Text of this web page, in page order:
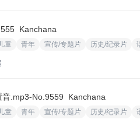
Kanchana
童 青年 宣传/专题片 历史/纪录片
音.mp3-No.9559 Kanchana
童 青年 宣传/专题片 历史/纪录片